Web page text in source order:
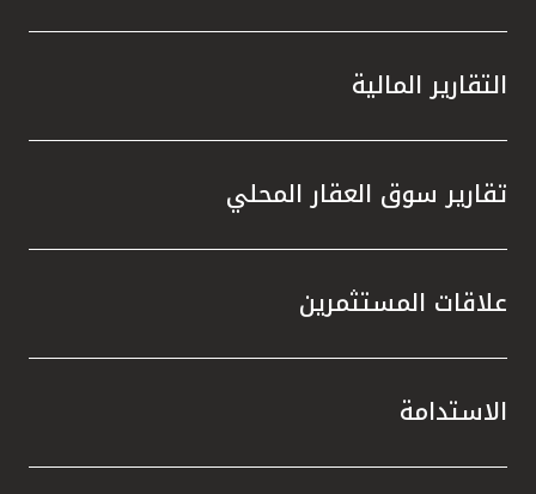
التقارير المالية
تقارير سوق العقار المحلي
علاقات المستثمرين
الاستدامة